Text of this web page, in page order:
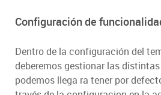
Configuración de
Dentro de la configuración del
deberemos gestionar las
podemos llega ra tener por